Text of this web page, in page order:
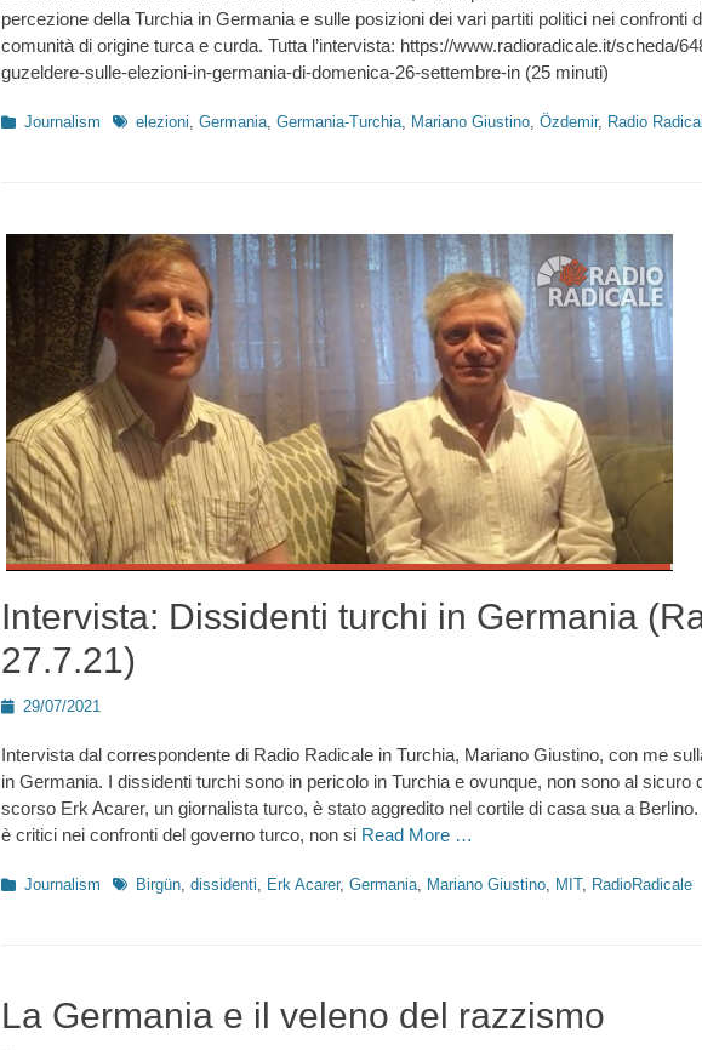
percezione della Turchia in Germania e sulle posizioni dei vari partiti politici nei confronti
comunità di origine turca e curda. Tutta l’intervista: https://www.radioradicale.it/scheda/
guzeldere-sulle-elezioni-in-germania-di-domenica-26-settembre-in (25 minuti)
Kategorien
Journalism Schlagworte
elezioni, Germania, Germania-Turchia, Mariano Giustino, Özdemir, Radio
Intervista: Dissidenti turchi in Germania
27.7.21)
Posted29/07/2021
Intervista dal correspondente di Radio Radicale in Turchia, Mariano Giustino, con me
in Germania. I dissidenti turchi sono in pericolo in Turchia e ovunque, non sono al sicuro
scorso Erk Acarer, un giornalista turco, è stato aggredito nel cortile di casa sua a
è critici nei confronti del governo turco, non si Read More …
Kategorien
Journalism Schlagworte
Birgün, dissidenti, Erk Acarer, Germania, Mariano Giustino, MIT, RadioRadicale
La Germania e il veleno del razzismo